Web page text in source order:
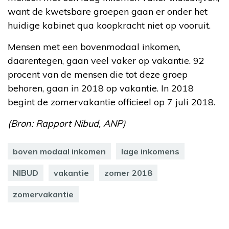
want de kwetsbare groepen gaan er onder het
huidige kabinet qua koopkracht niet op vooruit.
Mensen met een bovenmodaal inkomen,
daarentegen, gaan veel vaker op vakantie. 92
procent van de mensen die tot deze groep
behoren, gaan in 2018 op vakantie. In 2018
begint de zomervakantie officieel op 7 juli 2018.
(Bron: Rapport Nibud, ANP)
boven modaal inkomen lage inkomens
NIBUD vakantie zomer 2018
zomervakantie